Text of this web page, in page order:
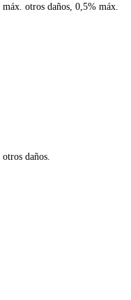
otros daños, 0,5% máx.
daños.